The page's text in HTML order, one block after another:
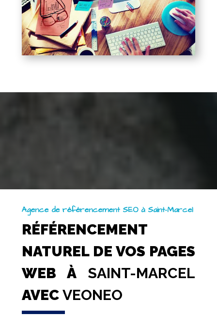
Agence de référencement SEO à Saint-Marcel
RÉFÉRENCEMENT
NATUREL DE VOS PAGES
WEB À SAINT-MARCEL
AVEC VEONEO